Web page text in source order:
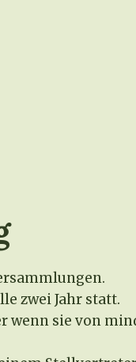
zwei Jahr statt.
sie von